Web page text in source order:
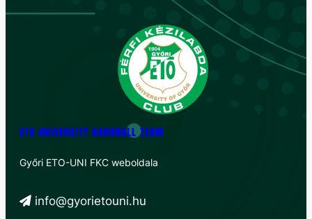
ETO UNIVERSITY HANDBALL TEAM
Győri ETO-UNI FKC weboldala
info@gyorietouni.hu